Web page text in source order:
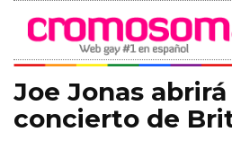
Joe Jonas
concierto de